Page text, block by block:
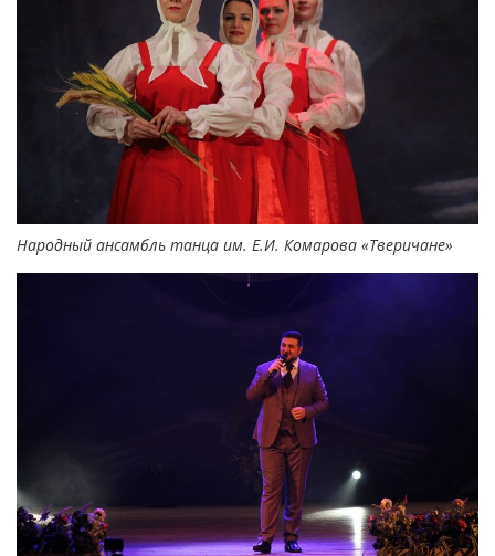
Народный ансамбль танца им. Е.И. Комарова «Тверичане»